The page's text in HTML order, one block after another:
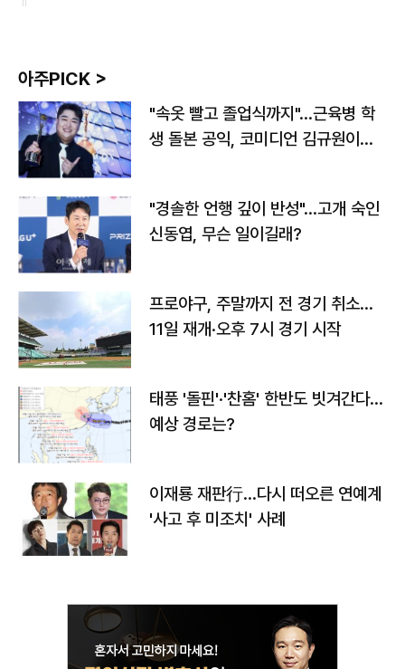
아주PICK >
"속옷 빨고 졸업식까지"…근육병 학
생 돌본 공익, 코미디언 김규원이었
"경솔한 언행 깊이 반성"…고개 숙인
신동엽, 무슨 일이길래?
프로야구, 주말까지 전 경기 취소…
11일 재개·오후 7시 경기 시작
태풍 '돌핀'·'찬홈' 한반도 빗겨간다…
예상 경로는?
이재룡 재판行…다시 떠오른 연예계
'사고 후 미조치' 사례